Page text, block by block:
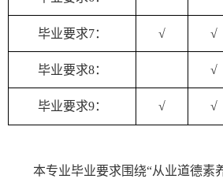
毕业要求7： √ √
毕业要求8： √
毕业要求9： √ √
本专业毕业要求围绕“从业道德素